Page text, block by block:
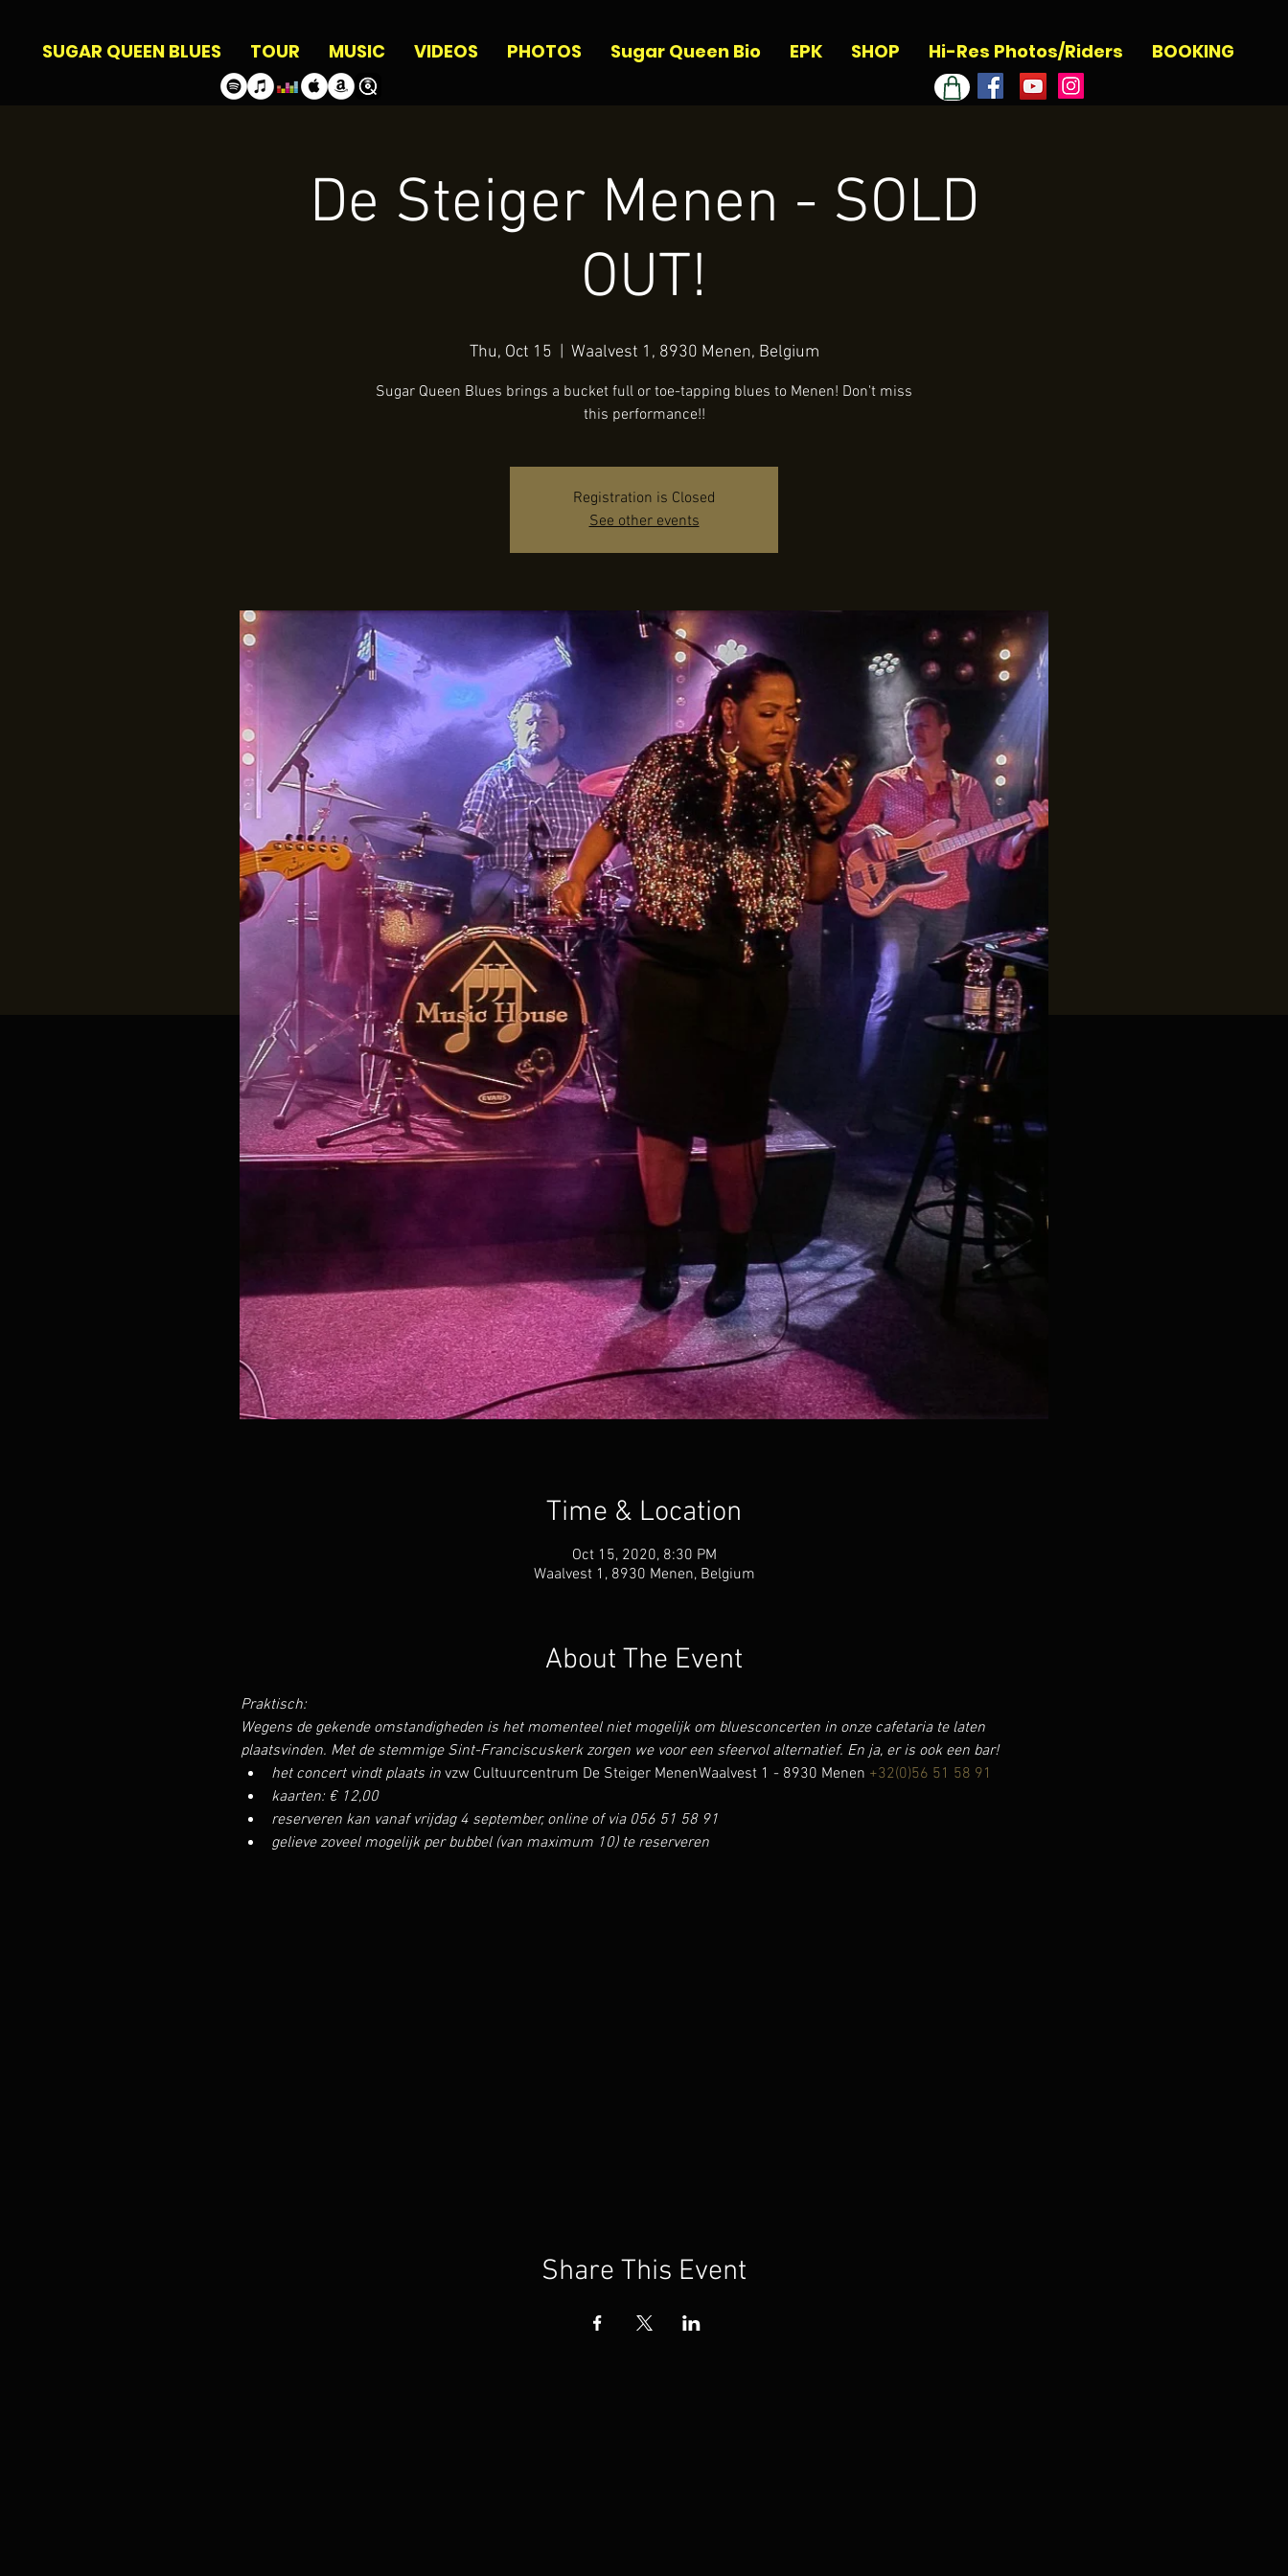
SUGAR QUEEN BLUES TOUR MUSIC VIDEOS PHOTOS Sugar Queen Bio EPK SHOP Hi-Res Photos/Riders BOOKING
De Steiger Menen - SOLD
OUT!
Thu, Oct 15 Waalvest 1, 8930 Menen, Belgium
Sugar Queen Blues brings a bucket full or toe-tapping blues to Menen! Don't miss
this performance!!
Registration is Closed
See other events
Time & Location
Oct 15, 2020, 8:30 PM
Waalvest 1, 8930 Menen, Belgium
About The Event
Praktisch:
Wegens de gekende omstandigheden is het momenteel niet mogelijk om bluesconcerten in onze cafetaria te laten
plaatsvinden. Met de stemmige Sint-Franciscuskerk zorgen we voor een sfeervol alternatief. En ja, er is ook een bar!
het concert vindt plaats in vzw Cultuurcentrum De Steiger MenenWaalvest 1 - 8930 Menen +32(0)56 51 58 91
kaarten: € 12,00
reserveren kan vanaf vrijdag 4 september, online of via 056 51 58 91
gelieve zoveel mogelijk per bubbel (van maximum 10) te reserveren
Share This Event